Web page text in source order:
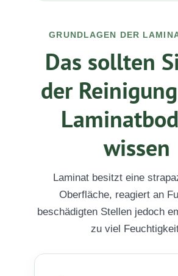
GRUNDLAGEN DER
Das sollten
der
wissen
Laminat besitzt eine
Oberfläche, reagiert an
beschädigten Stellen jedoch
zu viel